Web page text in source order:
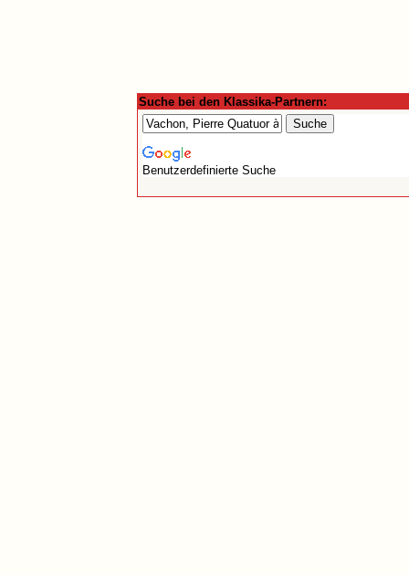
Suche bei den Klassika-Partnern:
Benutzerdefinierte Suche